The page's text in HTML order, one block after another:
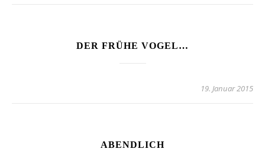
DER FRÜHE VOGEL…
19. Januar 2015
ABENDLICH